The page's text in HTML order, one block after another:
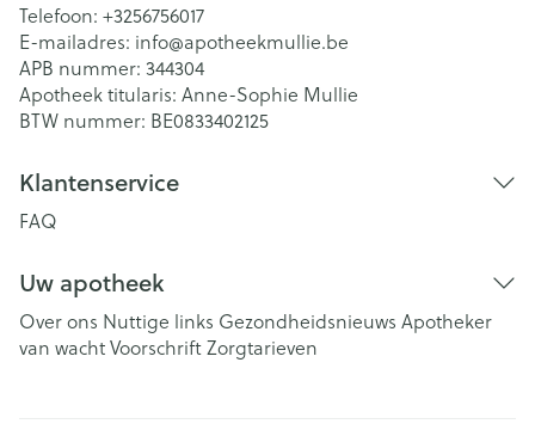
Telefoon: +3256756017
E-mailadres: info@apotheekmullie.be
APB nummer: 344304
Apotheek titularis: Anne-Sophie Mullie
BTW nummer: BE0833402125
Klantenservice
FAQ
Uw apotheek
Over ons Nuttige links Gezondheidsnieuws Apotheker
van wachtVoorschriftZorgtarieven